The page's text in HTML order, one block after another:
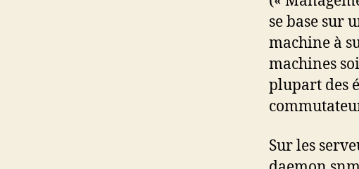
se base sur
machine à
machines
plupart des
Sur les